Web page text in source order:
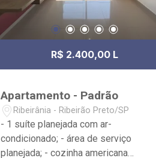
R$ 2.400,00 L
Apartamento - Padrão
Ribeirânia - Ribeirão Preto/SP
- 1 suíte planejada com ar-
condicionado; - área de serviço
planejada; - cozinha americana